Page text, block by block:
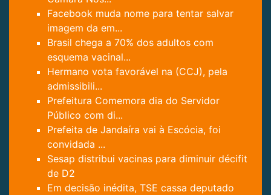
Facebook muda nome para tentar salvar
imagem da em...
Brasil chega a 70% dos adultos com
esquema vacinal...
Hermano vota favorável na (CCJ), pela
admissibili...
Prefeitura Comemora dia do Servidor
Público com di...
Prefeita de Jandaíra vai à Escócia, foi
convidada ...
Sesap distribui vacinas para diminuir décifit
de D2
Em decisão inédita, TSE cassa deputado